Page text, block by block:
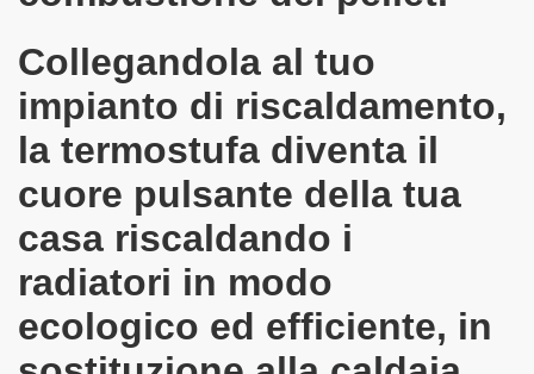
Collegandola al tuo
impianto di riscaldamento,
la termostufa diventa il
cuore pulsante della tua
casa riscaldando i
radiatori in modo
ecologico ed efficiente, in